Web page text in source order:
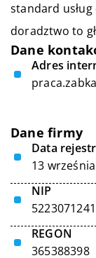
standard
doradztwo to
Dane
Adres
Dane firmy
Data
13
NIP
5223071241
REGON
365388398